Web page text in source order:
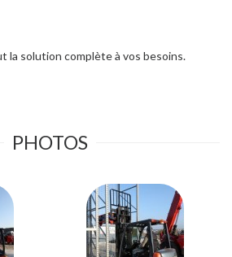
la solution complète à vos besoins.
PHOTOS